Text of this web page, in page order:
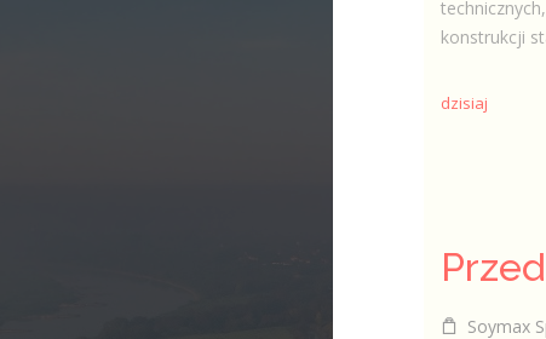
konstrukcji
dzisiaj
Soymax